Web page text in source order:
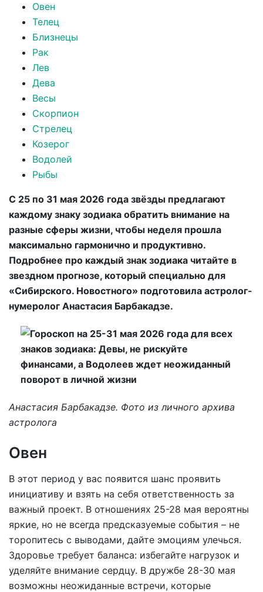
Овен
Телец
Близнецы
Рак
Лев
Дева
Весы
Скорпион
Стрелец
Козерог
Водолей
Рыбы
С 25 по 31 мая 2026 года звёзды предлагают
каждому знаку зодиака обратить внимание на
разные сферы жизни, чтобы неделя прошла
максимально гармонично и продуктивно.
Подробнее про каждый знак зодиака читайте в
звездном прогнозе, который специально для
«Сибирского. Новостного» подготовила астролог-
нумеролог Анастасия Барбакадзе.
Анастасия Барбакадзе. Фото из личного архива
астролога
Овен
В этот период у вас появится шанс проявить
инициативу и взять на себя ответственность за
важный проект. В отношениях 25-28 мая вероятны
яркие, но не всегда предсказуемые события – не
торопитесь с выводами, дайте эмоциям улечься.
Здоровье требует баланса: избегайте нагрузок и
уделяйте внимание сердцу. В дружбе 28-30 мая
возможны неожиданные встречи, которые